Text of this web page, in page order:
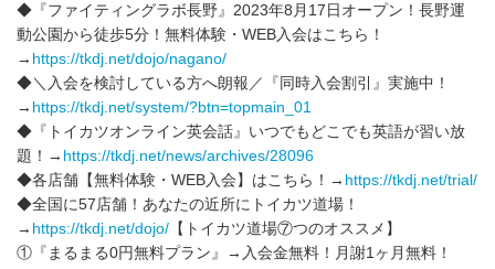
◆『ファイティングラボ長野』2023年8月17日オープン！長野運
動公園から徒歩5分！無料体験・WEB入会はこちら！
→ https://tkdj.net/dojo/nagano/
◆＼入会を検討している方へ朗報／『同時入会割引』実施中！
→ https://tkdj.net/system/?btn=topmain_01
◆『トイカツオンライン英会話』いつでもどこでも英語が習い放
題！→ https://tkdj.net/news/archives/28096
◆各店舗【無料体験・WEB入会】はこちら！→ https://tkdj.net/trial/
◆全国に57店舗！あなたの近所にトイカツ道場！
→ https://tkdj.net/dojo/ 【トイカツ道場⑦つのオススメ】
①『まるまる0円無料プラン』→入会金無料！月謝1ヶ月無料！